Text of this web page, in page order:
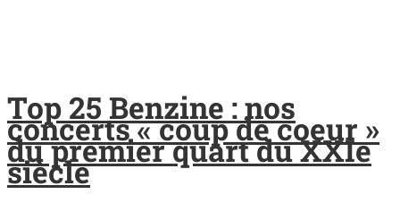
Top 25 Benzine : nos
concerts « coup de coeur »
du premier quart du XXIe
siècle